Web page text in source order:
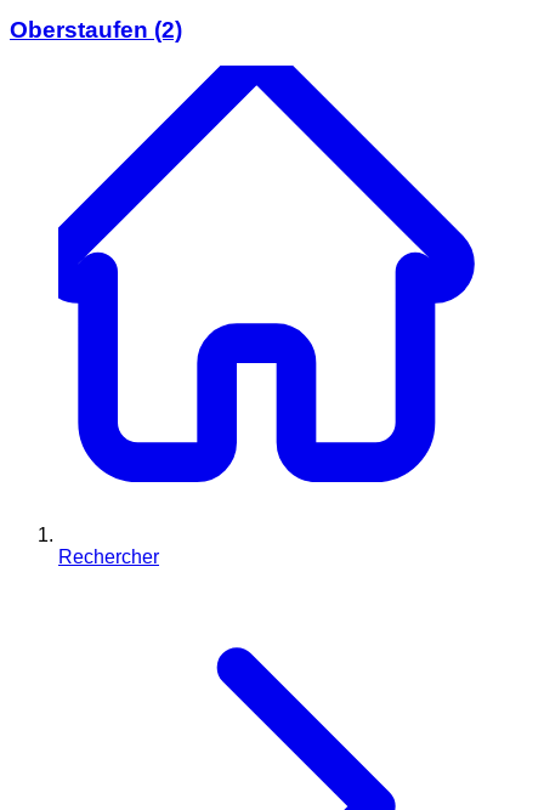
Oberstaufen (2)
Rechercher